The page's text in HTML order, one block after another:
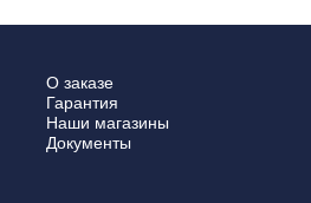
О заказе
Гарантия
Наши магазины
Документы